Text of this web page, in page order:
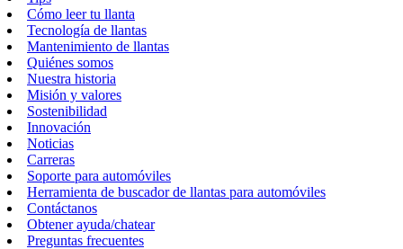
Cómo leer tu llanta
Tecnología de llantas
Mantenimiento de llantas
Quiénes somos
Nuestra historia
Misión y valores
Sostenibilidad
Innovación
Noticias
Carreras
Soporte para automóviles
Herramienta de buscador de llantas para automóviles
Contáctanos
Obtener ayuda/chatear
Preguntas frecuentes